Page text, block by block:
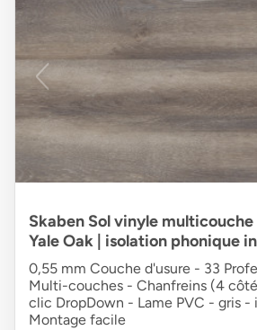
Skaben Sol vinyle
Yale Oak | isolation phonique
0,55 mm Couche d'usure - 33
Multi-couches - Chanfreins (4
clic DropDown - Lame PVC - gris -
Montage facile